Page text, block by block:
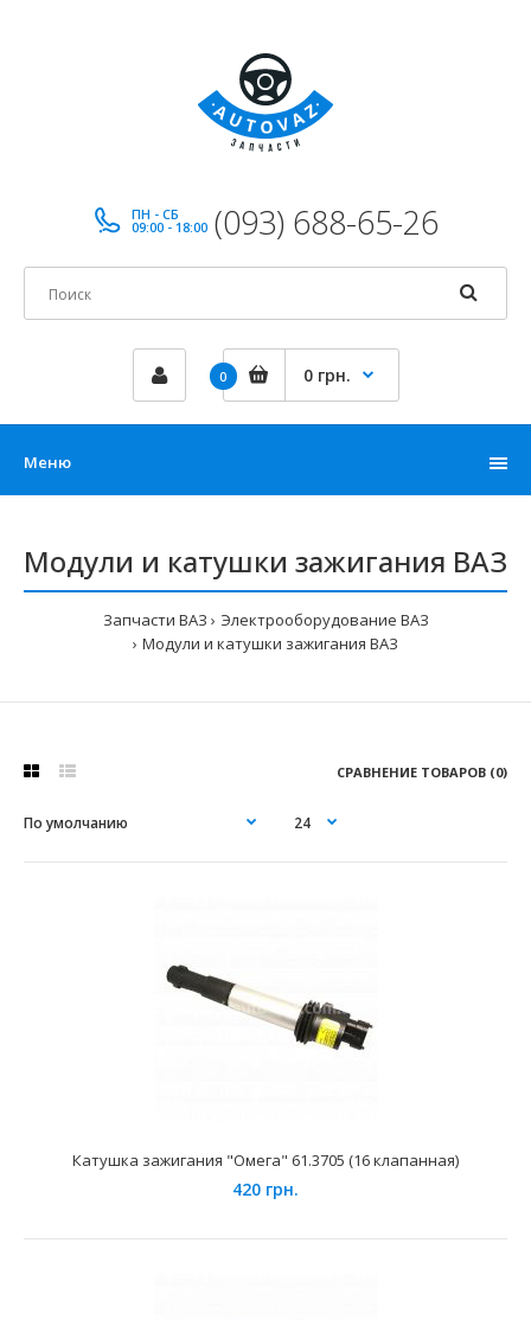
ПН - СБ
09:00 - 18:00 (093) 688-65-26
0 0 грн.
Меню
Модули и катушки зажигания ВАЗ
Запчасти ВАЗ
Электрооборудование ВАЗ
Модули и катушки зажигания ВАЗ
СРАВНЕНИЕ ТОВАРОВ (0)
Катушка зажигания "Омега" 61.3705 (16 клапанная)
420 грн.
Катушка зажигания "Омега" 61.3705 (16 клапанная)
420 грн.